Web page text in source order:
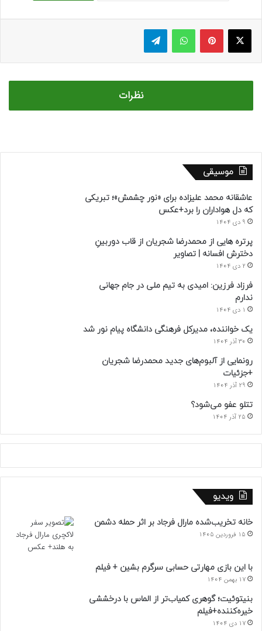
ایکس پینتریستواتس آپ تلگرام
نظرات
موسیقی
عاشقانه محمد علیزاده برای «نور چشمش»؛ تبریکی
که دل هواداران را برد+عکس
9 دی 1404
پرتره هایی از محمدرضا شجریان از قاب دوربینِ
دخترش افسانه | تصاویر
2 دی 1404
فرزاد فرزین: امیدی به تیم ملی در جام جهانی
ندارم
1 دی 1404
یک خواننده، مدیرکل فرهنگی دانشگاه پیام نور شد
30 آذر 1404
رونمایی از آلبوم‌های جدید محمدرضا شجریان
+جزئیات
29 آذر 1404
تتلو عفو می‌شود؟
25 آذر 1404
ویدیو
خانه تخریب‌شده مارال فرجاد بر اثر حمله دشمن
15 فروردین 1405
با این بازی مهارتی حسابی سرگرم بشین + فیلم
17 بهمن 1404
بنیتوئیت؛ گوهری کمیاب‌تر از الماس با درخششی
خیره‌کننده+فیلم
17 دی 1404